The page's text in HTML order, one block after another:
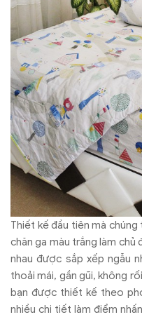
Thiết kế đầu tiên mà
chăn ga màu trắng làm chủ
nhau được sắp xếp ngẫu
thoải mái, gần gũi, không
bạn được thiết kế theo
nhiều chi tiết làm điểm